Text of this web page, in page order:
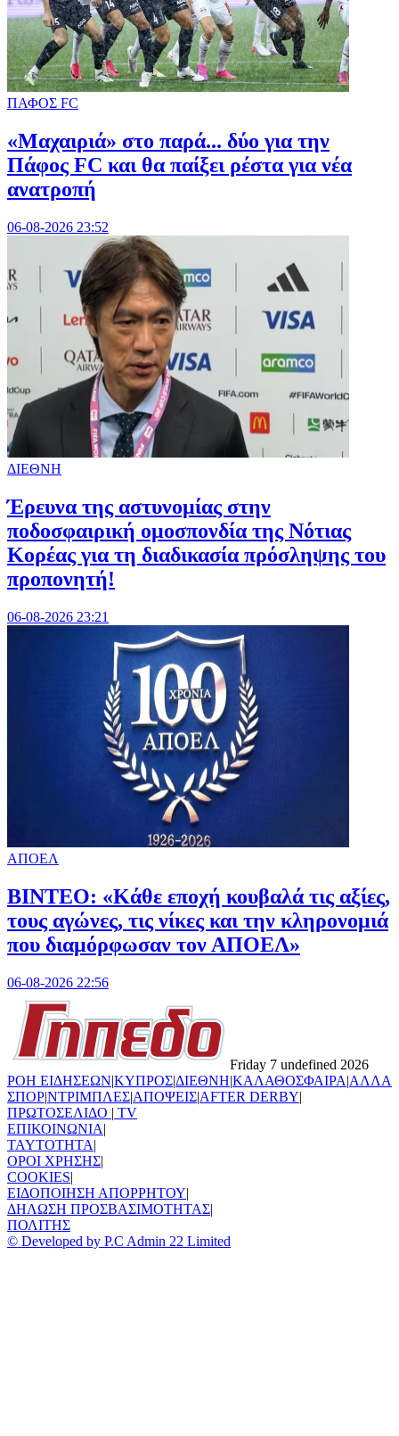
ΠΑΦΟΣ FC
«Μαχαιριά» στο παρά... δύο για την
Πάφος FC και θα παίξει ρέστα για νέα
ανατροπή
06-08-2026 23:52
ΔΙΕΘΝΗ
Έρευνα της αστυνομίας στην
ποδοσφαιρική ομοσπονδία της Νότιας
Κορέας για τη διαδικασία πρόσληψης του
προπονητή!
06-08-2026 23:21
ΑΠΟΕΛ
ΒΙΝΤΕΟ: «Κάθε εποχή κουβαλά τις αξίες,
τους αγώνες, τις νίκες και την κληρονομιά
που διαμόρφωσαν τον ΑΠΟΕΛ»
06-08-2026 22:56
Friday 7 undefined 2026
ΡΟΗ ΕΙΔΗΣΕΩΝ|ΚΥΠΡΟΣ|ΔΙΕΘΝΗ|ΚΑΛΑΘΟΣΦΑΙΡΑ|ΑΛΛΑ
ΣΠΟΡ|ΝΤΡΙΜΠΛΕΣ|ΑΠΟΨΕΙΣ|AFTER DERBY|
ΠΡΩΤΟΣΕΛΙΔΟ | TV
ΕΠΙΚΟΙΝΩΝΙΑ|
TAYTOTHTA|
ΟΡΟΙ ΧΡΗΣΗΣ|
COOKIES|
ΕΙΔΟΠΟΙΗΣΗ ΑΠΟΡΡΗΤΟΥ|
ΔΗΛΩΣΗ ΠΡΟΣΒΑΣΙΜΟΤΗΤΑΣ|
ΠΟΛΙΤΗΣ
© Developed by P.C Admin 22 Limited